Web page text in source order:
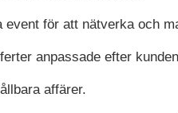
för att nätverka och
anpassade efter
affärer.